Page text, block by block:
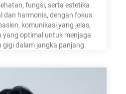
fungsi, serta estetika
dan harmonis, dengan fokus
komunikasi yang jelas,
yang optimal untuk menjaga
gigi dalam jangka panjang.